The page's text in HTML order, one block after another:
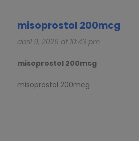
misoprostol 200mcg
abril 9, 2026 at 10:43 pm
misoprostol 200mcg
misoprostol 200mcg